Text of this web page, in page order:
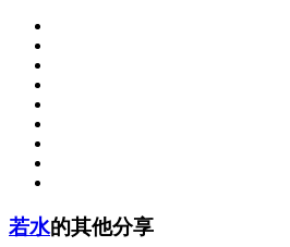
若水的其他分享